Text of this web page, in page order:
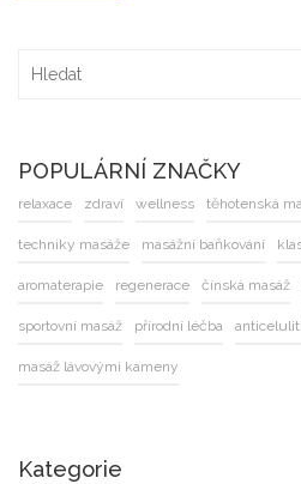
POPULÁRNÍ ZNAČKY
relaxace zdraví wellness těhotenská
techniky masáže masážní baňkování
aromaterapie regenerace čínská masáž
sportovní masáž přírodní léčba
masáž lávovými kameny
Kategorie